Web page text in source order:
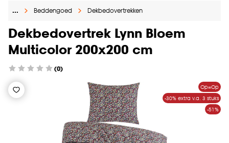
Gratis raam advies en inmeten aan huis
… Beddengoed Dekbedovertrekken
Dekbedovertrek Lynn Bloem
Multicolor 200x200 cm
(0)
Op=Op
-30% extra v.a. 3 stuks
-51%